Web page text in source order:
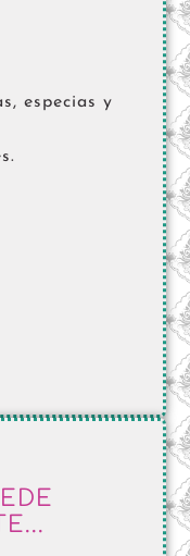
especias y